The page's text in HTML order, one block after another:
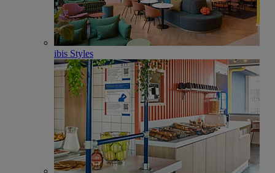
ibis Styles